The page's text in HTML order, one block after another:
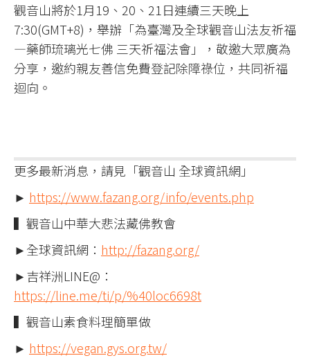
觀音山將於1月19、20、21日連續三天晚上
7:30(GMT+8)，舉辦「為臺灣及全球觀音山法友祈福
—藥師琉璃光七佛 三天祈福法會」，敬邀大眾廣為
分享，邀約親友善信免費登記除障祿位，共同祈福
迴向。
更多最新消息，請見「觀音山 全球資訊網」
► https://www.fazang.org/info/events.php
▍觀音山中華大悲法藏佛教會
►全球資訊網： http://fazang.org/
►吉祥洲LINE@：
https://line.me/ti/p/%40loc6698t
▍觀音山素食料理簡單做
► https://vegan.gys.org.tw/